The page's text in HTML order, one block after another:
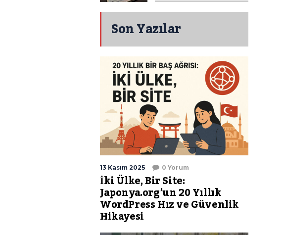
Son Yazılar
13 Kasım 2025 0 Yorum
İki Ülke, Bir Site:
Japonya.org’un 20 Yıllık
WordPress Hız ve Güvenlik
Hikayesi